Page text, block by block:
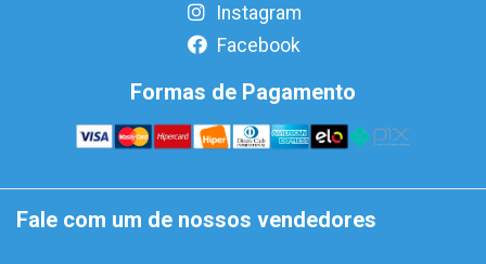
Instagram
Facebook
Formas de Pagamento
Fale com um de nossos vendedores